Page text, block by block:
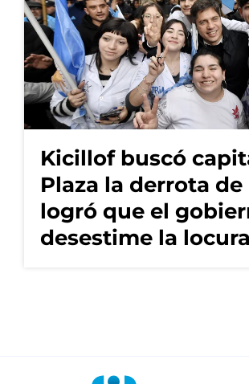
Kicillof buscó
Plaza la derrota de
logró que el
desestime la